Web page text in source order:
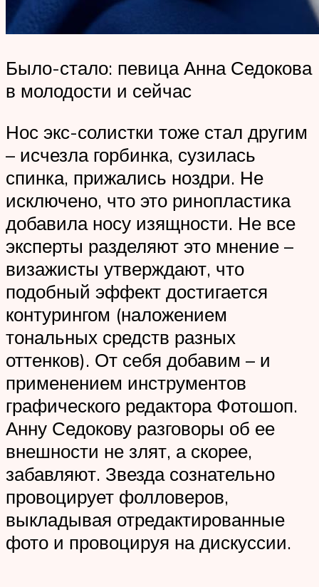
Было-стало: певица Анна Седокова
в молодости и сейчас
Нос экс-солистки тоже стал другим
– исчезла горбинка, сузилась
спинка, прижались ноздри. Не
исключено, что это ринопластика
добавила носу изящности. Не все
эксперты разделяют это мнение –
визажисты утверждают, что
подобный эффект достигается
контурингом (наложением
тональных средств разных
оттенков). От себя добавим – и
применением инструментов
графического редактора Фотошоп.
Анну Седокову разговоры об ее
внешности не злят, а скорее,
забавляют. Звезда сознательно
провоцирует фолловеров,
выкладывая отредактированные
фото и провоцируя на дискуссии.